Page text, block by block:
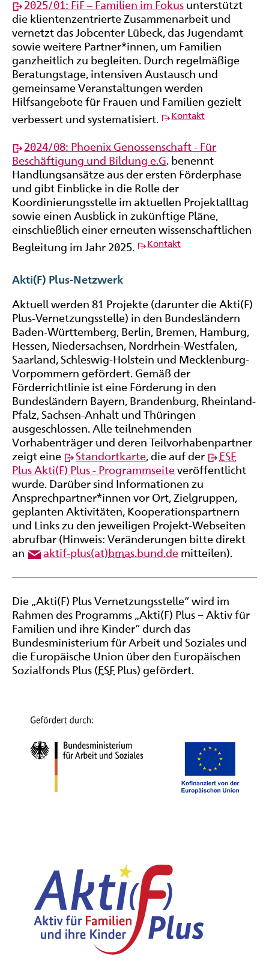
2025/01: FiF – Familien im Fokus unterstützt
die klientenzentrierte Zusammenarbeit und
vernetzt das Jobcenter Lübeck, das Jugendamt
sowie weitere Partner*innen, um Familien
ganzheitlich zu begleiten. Durch regelmäßige
Beratungstage, intensiven Austausch und
gemeinsame Veranstaltungen werden
Hilfsangebote für Frauen und Familien gezielt
verbessert und systematisiert.
Kontakt
2024/08: Phoenix Genossenschaft - Für
Beschäftigung und Bildung e.G. benennt
Handlungsansätze aus der ersten Förderphase
und gibt Einblicke in die Rolle der
Koordinierungsstelle im aktuellen Projektalltag
sowie einen Ausblick in zukünftige Pläne,
einschließlich einer erneuten wissenschaftlichen
Begleitung im Jahr 2025.
Kontakt
Akti(F) Plus-Netzwerk
Aktuell werden 81 Projekte (darunter die Akti(F)
Plus-Vernetzungsstelle) in den Bundesländern
Baden-Württemberg, Berlin, Bremen, Hamburg,
Hessen, Niedersachsen, Nordrhein-Westfalen,
Saarland, Schleswig-Holstein und Mecklenburg-
Vorpommern gefördert. Gemäß der
Förderrichtlinie ist eine Förderung in den
Bundesländern Bayern, Brandenburg, Rheinland-
Pfalz, Sachsen-Anhalt und Thüringen
ausgeschlossen. Alle teilnehmenden
Vorhabenträger und deren Teilvorhabenpartner
zeigt eine
Standortkarte, die auf der
ESF
Plus Akti(F) Plus - Programmseiteveröffentlicht
wurde. Darüber sind Informationen zu
Ansprechpartner*innen vor Ort, Zielgruppen,
geplanten Aktivitäten, Kooperationspartnern
und Links zu den jeweiligen Projekt-Webseiten
abrufbar (Hinweis: Veränderungen bitte direkt
an
aktif-plus(at)bmas.bund.de mitteilen).
Die „Akti(F) Plus Vernetzungsstelle“ wird im
Rahmen des Programms „Akti(F) Plus − Aktiv für
Familien und ihre Kinder“ durch das
Bundesministerium für Arbeit und Soziales und
die Europäische Union über den Europäischen
Sozialfonds Plus (ESF Plus) gefördert.